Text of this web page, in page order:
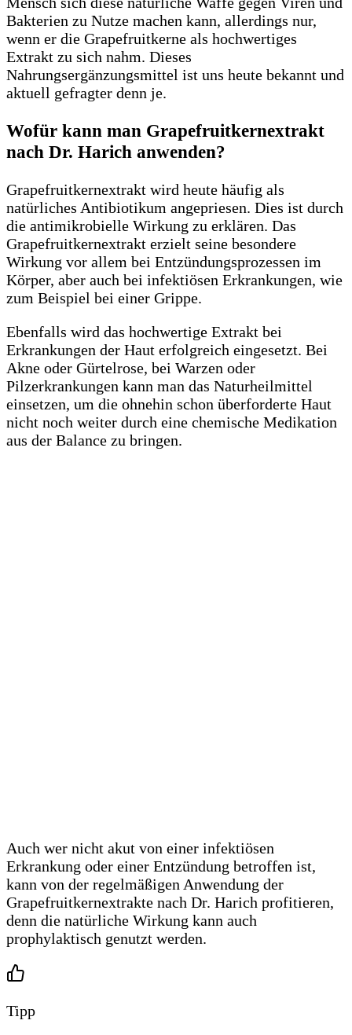
Bakterien zu Nutze machen kann, allerdings nur,
wenn er die Grapefruitkerne als hochwertiges
Extrakt zu sich nahm. Dieses
Nahrungsergänzungsmittel ist uns heute bekannt und
aktuell gefragter denn je.
Wofür kann man Grapefruitkernextrakt
nach Dr. Harich anwenden?
Grapefruitkernextrakt wird heute häufig als
natürliches Antibiotikum angepriesen. Dies ist durch
die antimikrobielle Wirkung zu erklären. Das
Grapefruitkernextrakt erzielt seine besondere
Wirkung vor allem bei Entzündungsprozessen im
Körper, aber auch bei infektiösen Erkrankungen, wie
zum Beispiel bei einer Grippe.
Ebenfalls wird das hochwertige Extrakt bei
Erkrankungen der Haut erfolgreich eingesetzt. Bei
Akne oder Gürtelrose, bei Warzen oder
Pilzerkrankungen kann man das Naturheilmittel
einsetzen, um die ohnehin schon überforderte Haut
nicht noch weiter durch eine chemische Medikation
aus der Balance zu bringen.
Auch wer nicht akut von einer infektiösen
Erkrankung oder einer Entzündung betroffen ist,
kann von der regelmäßigen Anwendung der
Grapefruitkernextrakte nach Dr. Harich profitieren,
denn die natürliche Wirkung kann auch
prophylaktisch genutzt werden.
Tipp